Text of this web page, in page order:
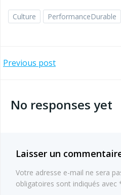
Culture PerformanceDurable
Navigation
l’article
Previous post
No responses yet
Laisser un
Votre adresse e-mail ne sera
obligatoires sont indiqués avec